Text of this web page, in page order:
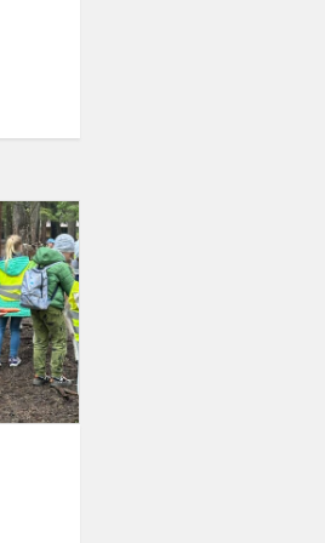
Perlinių
danielių
parke